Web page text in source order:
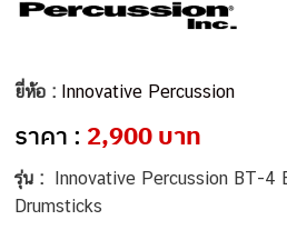
ยี่ห้อ : Innovative Percussion
ราคา : 2,900 บาท
รุ่น : Innovative Percussion BT-4
Drumsticks